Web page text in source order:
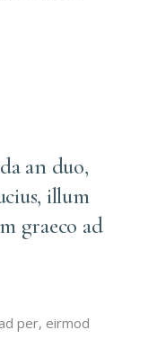
an duo,
illum
graeco ad
per, eirmod